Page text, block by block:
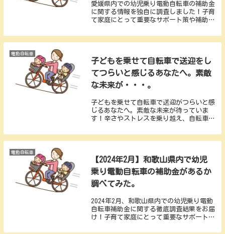
愛媛県内での幼児乗り電動自転車の補助金
に関する情報を独自に調査しました！子育
て家庭にとって重要なサポート策や補助金
けします。申請手続きや条件についても分
かりやすく解説しています。
電動自転車
子どもを乗せて自転車で送迎をし
てつらいと感じるあなたへ。素敵
な未来が・・・。
子どもを乗せて自転車で送迎がつらいと感
じるあなたへ。素敵な未来が待っていま
す！辛さやストレスを乗り越え、自転車で
るブログ。親子の絆を深め、楽しい思い出
を作るためのヒントや励ましをお届けしま
電動自転車
【2024年2月】和歌山県内で幼児
乗り電動自転車の補助金があるか
調べてみた。
2024年2月、和歌山県内での幼児乗り電動
自転車補助金に関する徹底調査結果をお届
け！子育て家庭にとって重要なサポート策